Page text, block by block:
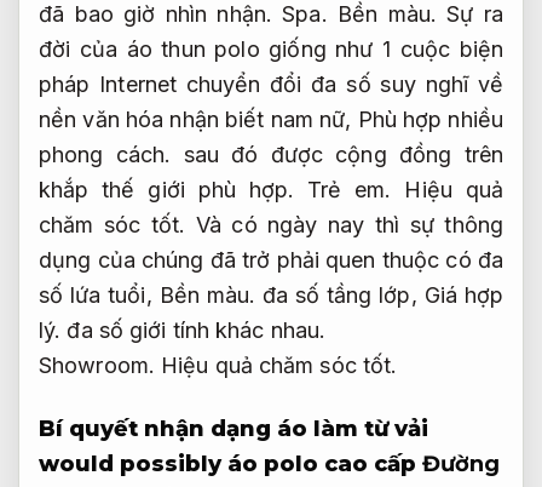
đã bao giờ nhìn nhận.Spa. Bền màu. Sự ra
đời của áo thun polo giống như 1 cuộc biện
pháp Internet chuyển đổi đa số suy nghĩ về
nền văn hóa nhận biết nam nữ, Phù hợp nhiều
phong cách.
sau đó được cộng đồng trên
khắp thế giới phù hợp. Trẻ em.
Hiệu quả
chăm sóc tốt. Và có ngày nay thì sự thông
dụng của chúng đã trở phải quen thuộc có đa
số lứa tuổi, Bền màu. đa số tầng lớp, Giá hợp
lý. đa số giới tính khác nhau.
Showroom. Hiệu quả chăm sóc tốt.
Bí quyết nhận dạng áo làm từ vải
would possibly áo polo cao cấp Đường